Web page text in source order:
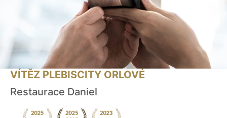
VÍTĚZ PLEBISCITY ORLOVÉ
Restaurace Daniel